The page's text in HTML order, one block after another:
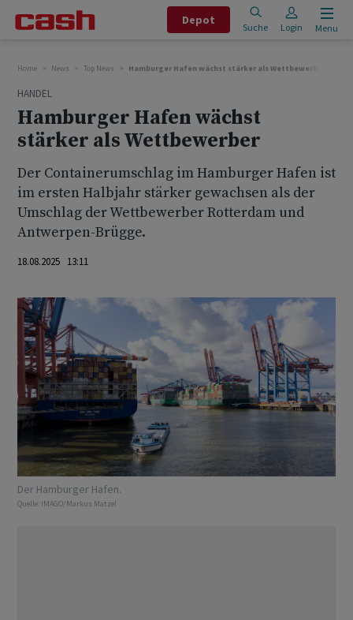
Depot
Suche Login Menu
Home News Top News Hamburger Hafen wächst stärker als Wettbewerber
HANDEL
Hamburger Hafen wächst
stärker als Wettbewerber
Der Containerumschlag im Hamburger Hafen ist
im ersten Halbjahr stärker gewachsen als der
Umschlag der Wettbewerber Rotterdam und
Antwerpen-Brügge.
18.08.2025 13:11
Der Hamburger Hafen.
Quelle: IMAGO/Markus Matzel